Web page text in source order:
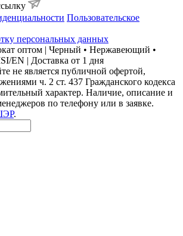
Пользовательское
персональных данных
оптом | Черный • Нержавеющий •
EN | Доставка от 1 дня
не является публичной офертой,
ч. 2 ст. 437 Гражданского кодекса
характер. Наличие, описание и
по телефону или в заявке.
.